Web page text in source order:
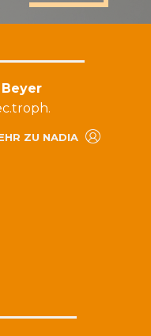
ZU NADIA